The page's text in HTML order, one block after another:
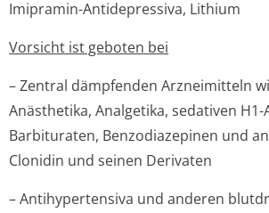
Imipramin-Antidepressiva, Lithium
Vorsicht ist geboten bei
– Zentral dämpfenden Arzneimitteln
Anästhetika, Analgetika, sedativen
Barbituraten, Benzodiazepinen und
Clonidin und seinen Derivaten
– Antihypertensiva und anderen